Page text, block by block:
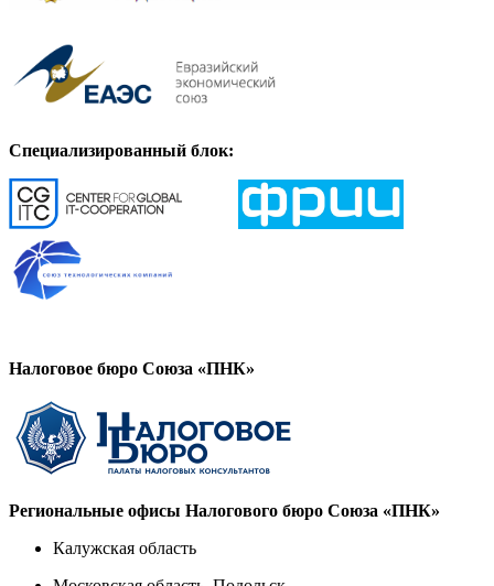
Специализированный блок:
Налоговое бюро Союза «ПНК»
Региональные офисы Налогового бюро Союза «ПНК»
Калужская область